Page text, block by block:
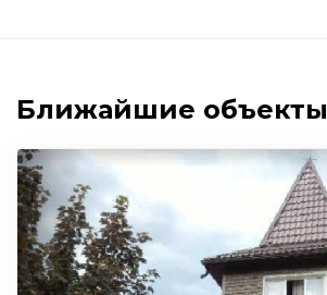
Ближайшие объекты